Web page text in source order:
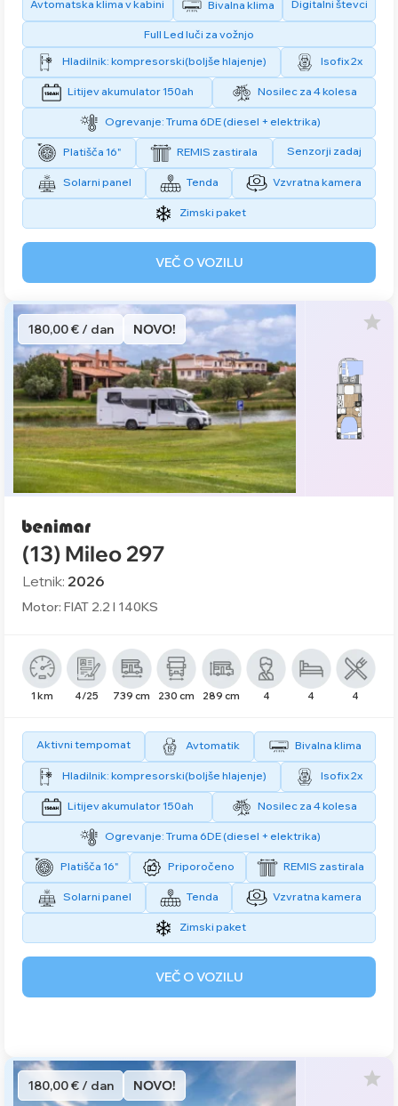
Avtomatska klima v kabini Bivalna klima Digitalni števci
Full Led luči za vožnjo
Hladilnik: kompresorski(boljše hlajenje)
Isofix 2x
Litijev akumulator 150ah Nosilec za 4 kolesa
Ogrevanje: Truma 6DE (diesel + elektrika)
Platišča 16" REMIS zastirala Senzorji zadaj
Solarni panel Tenda Vzvratna kamera
Zimski paket
VEČ O VOZILU
180,00 € / dan NOVO!
(13) Mileo 297
Letnik: 2026
Motor: FIAT 2.2 l 140KS
1 km 4/25 739 cm 230 cm 289 cm 4 4 4
Aktivni tempomat Avtomatik Bivalna klima
Hladilnik: kompresorski(boljše hlajenje) Isofix 2x
Litijev akumulator 150ah Nosilec za 4 kolesa
Ogrevanje: Truma 6DE (diesel + elektrika)
Platišča 16" Priporočeno REMIS zastirala
Solarni panel Tenda Vzvratna kamera
Zimski paket
VEČ O VOZILU
180,00 € / dan NOVO!